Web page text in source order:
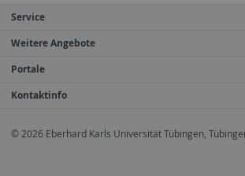
Service
Weitere Angebote
Portale
Kontaktinfo
© 2026 Eberhard Karls Universität Tübingen,